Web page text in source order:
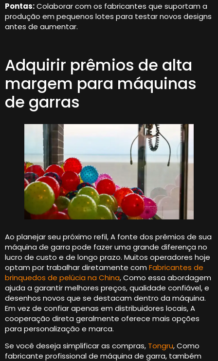
Pontas:Colaborar com os fabricantes que suportam a
produção em pequenos lotes para testar novos designs
antes de aumentar.
Adquirir prêmios de alta
margem para máquinas
de garras
Ao planejar seu próximo refil, A fonte dos prêmios de sua
máquina de garra pode fazer uma grande diferença no
lucro de custo e de longo prazo. Muitos operadores hoje
optam por trabalhar diretamente com Fabricantes de
brinquedos de pelúcia na China, Como essa abordagem
ajuda a garantir melhores preços, qualidade confiável, e
desenhos novos que se destacam dentro da máquina.
Em vez de confiar apenas em distribuidores locais, A
cooperação direta geralmente oferece mais opções
para personalização e marca.
Se você deseja simplificar as compras, Tongru, Como
fabricante profissional de máquina de garra, também